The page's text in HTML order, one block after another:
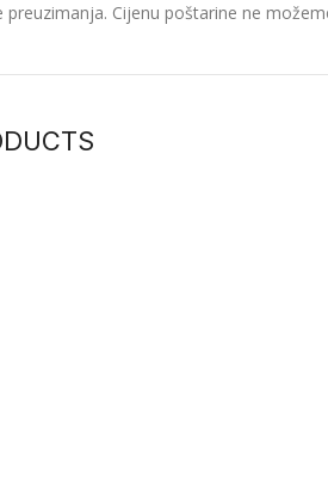
Cijenu poštarine ne